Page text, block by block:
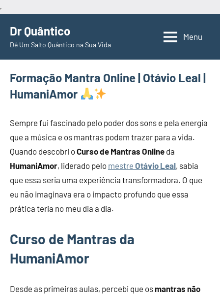
para
conteúdo
Dr Quântico
Dê Um Salto Quântico na Sua Vida
Menu
Formação Mantra Online | Otávio Leal |
HumaniAmor
Sempre fui fascinado pelo poder dos sons e pela energia
que a música e os mantras podem trazer para a vida.
Quando descobri oCurso de Mantras Online da
HumaniAmor, liderado pelo mestre Otávio Leal, sabia
que essa seria uma experiência transformadora. O que
eu não imaginava era o impacto profundo que essa
prática teria no meu dia a dia.
Curso de Mantras da
HumaniAmor
Desde as primeiras aulas, percebi que osmantras não